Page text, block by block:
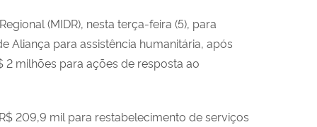
(MIDR), nesta terça-feira (5), para
Aliança para assistência humanitária, após
2 milhões para ações de resposta ao
209,9 mil para restabelecimento de serviços